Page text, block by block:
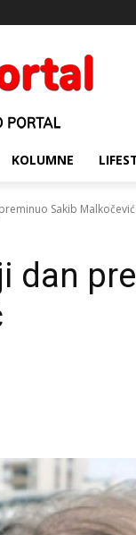
KOLUMNE
Sakib Malkočević
dan